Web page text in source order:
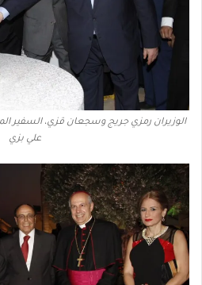
الوزيران رمزي جريج وسجعان قزي، السفير
علي بزي